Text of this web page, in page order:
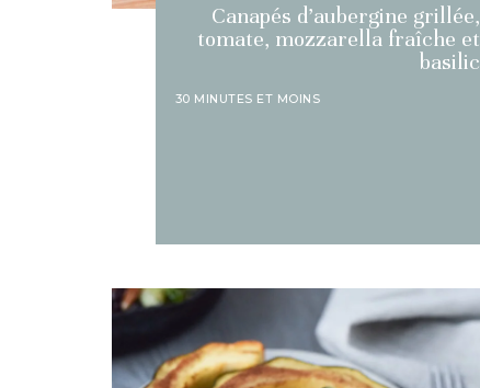
Canapés d’aubergine grillée,
tomate, mozzarella fraîche et
basilic
30 MINUTES ET MOINS